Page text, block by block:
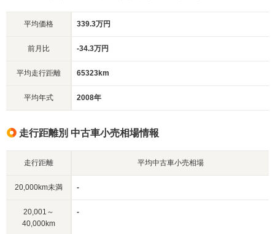
平均価格 339.3万円
前月比 -34.3万円
平均走行距離 65323km
平均年式 2008年
走行距離別 中古車小売相場情報
走行距離 平均中古車小売相場
20,000km未満 -
20,001～
40,000km
-